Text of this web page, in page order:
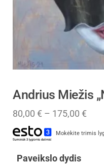
Andrius Miežis
80,00 € – 175,00 €
Mokėkite trimis
Paveikslo dydis